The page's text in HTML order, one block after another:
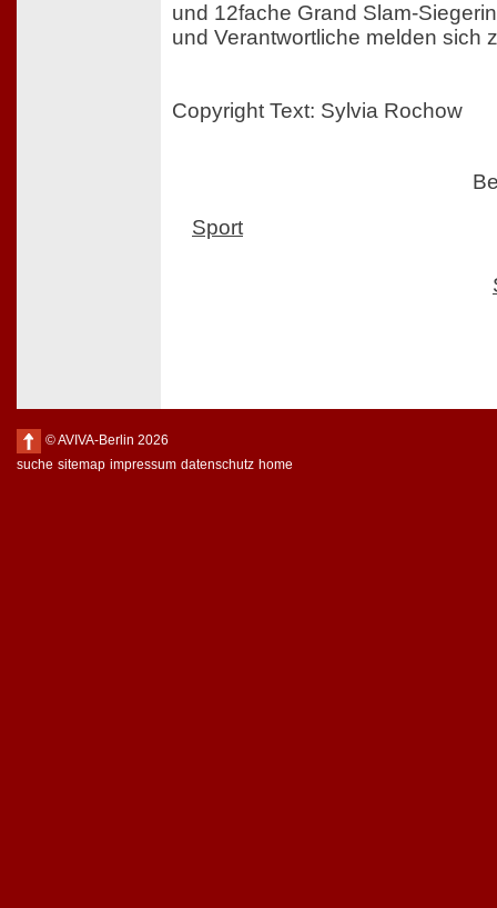
und 12fache Grand Slam-
und Verantwortliche melden sich
Copyright Text: Sylvia Rochow
Sport
© AVIVA-Berlin 2026
suche sitemap impressum datenschutz home